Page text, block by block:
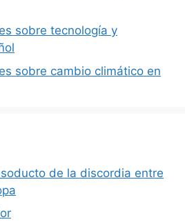
sobre tecnología y
sobre cambio climático en
de la discordia entre